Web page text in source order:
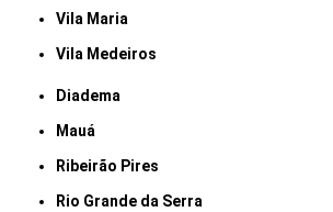
Vila Maria
Vila Medeiros
Diadema
Mauá
Ribeirão Pires
Rio Grande da Serra